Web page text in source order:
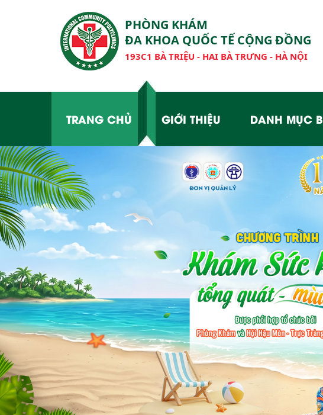
PHÒNG KHÁM
ĐA KHOA QUỐC TẾ CỘNG ĐỒNG
193C1 BÀ TRIỆU - HAI BÀ TRƯNG - HÀ NỘI
TRANG CHỦ GIỚI THIỆU DANH MỤC